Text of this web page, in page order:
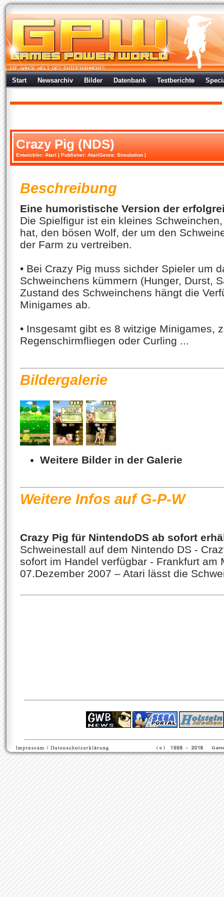
Start Newsarchiv Bilder Datenbank Testberichte
Crazy Pig (NDS)
Entwickler: Atari | Publisher: AtariGenre: Simulation |
Beschreibung
Eine humoristische Version der
Die Spielfigur ist ein kleines
hat, den bösen Wolf, der um den
der Farm zu vertreiben.
• Bei Crazy Pig muss sichder Spieler um
Schweinchens kümmern (Hunger, Durst,
Zustand des Schweinchens hängt die
Minigames ab.
• Insgesamt gibt es 8 witzige Minigames,
Regenschirmfliegen oder Curling ...
Bildergalerie
Weitere Bilder in der Galerie
Weitere Infos auf G-P-W
Crazy Pig für NintendoDS ab sofort
Schweinestall auf dem Nintendo DS -
sofort im Handel verfügbar - Frankfurt am
07.Dezember 2007 – Atari lässt die